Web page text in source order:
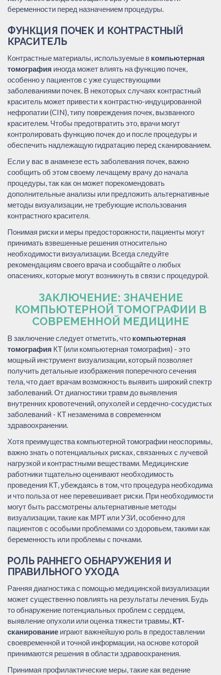
беременности перед назначением процедуры.
ФУНКЦИЯ ПОЧЕК И КОНТРАСТНЫЙ
КРАСИТЕЛЬ
Контрастные материалы, используемые в компьютерная
томография иногда может влиять на функцию почек,
особенно у пациентов с уже существующими
заболеваниями почек. В некоторых случаях контрастный
краситель может привести к контрастно-индуцированной
нефропатии (CIN), типу повреждения почек, вызванного
красителем. Чтобы предотвратить это, врачи могут
контролировать функцию почек до и после процедуры и
обеспечить надлежащую гидратацию перед сканированием.
Если у вас в анамнезе есть заболевания почек, важно
сообщить об этом своему лечащему врачу до начала
процедуры, так как он может порекомендовать
дополнительные анализы или предложить альтернативные
методы визуализации, не требующие использования
контрастного красителя.
Понимая риски и меры предосторожности, пациенты могут
принимать взвешенные решения относительно
необходимости визуализации. Всегда следуйте
рекомендациям своего врача и сообщайте о любых
опасениях, которые могут возникнуть в связи с процедурой.
ЗАКЛЮЧЕНИЕ: ЗНАЧЕНИЕ
КОМПЬЮТЕРНОЙ ТОМОГРАФИИ В
СОВРЕМЕННОЙ МЕДИЦИНЕ
В заключение следует отметить, что компьютерная
томография КТ (или компьютерная томография) - это
мощный инструмент визуализации, который позволяет
получить детальные изображения поперечного сечения
тела, что дает врачам возможность выявить широкий спектр
заболеваний. От диагностики травм до выявления
внутренних кровотечений, опухолей и сердечно-сосудистых
заболеваний - КТ незаменима в современном
здравоохранении.
Хотя преимущества компьютерной томографии неоспоримы,
важно знать о потенциальных рисках, связанных с лучевой
нагрузкой и контрастными веществами. Медицинские
работники тщательно оценивают необходимость
проведения КТ, убеждаясь в том, что процедура необходима
и что польза от нее перевешивает риски. При необходимости
могут быть рассмотрены альтернативные методы
визуализации, такие как МРТ или УЗИ, особенно для
пациентов с особыми проблемами со здоровьем, такими как
беременность или проблемы с почками.
РОЛЬ РАННЕГО ОБНАРУЖЕНИЯ И
ПРАВИЛЬНОГО УХОДА
Ранняя диагностика с помощью медицинской визуализации
может существенно повлиять на результаты лечения. Будь
то обнаружение потенциальных проблем с сердцем,
выявление опухоли или оценка тяжести травмы, КТ-
сканирование играют важнейшую роль в предоставлении
своевременной и точной информации, на основе которой
принимаются решения в области здравоохранения.
Принимая профилактические меры, такие как ведение